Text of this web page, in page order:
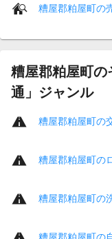
糟屋郡粕屋町の
糟屋郡粕屋町
通」ジャンル
糟屋郡粕屋町の
糟屋郡粕屋町の
糟屋郡粕屋町の
糟屋郡粕屋町の